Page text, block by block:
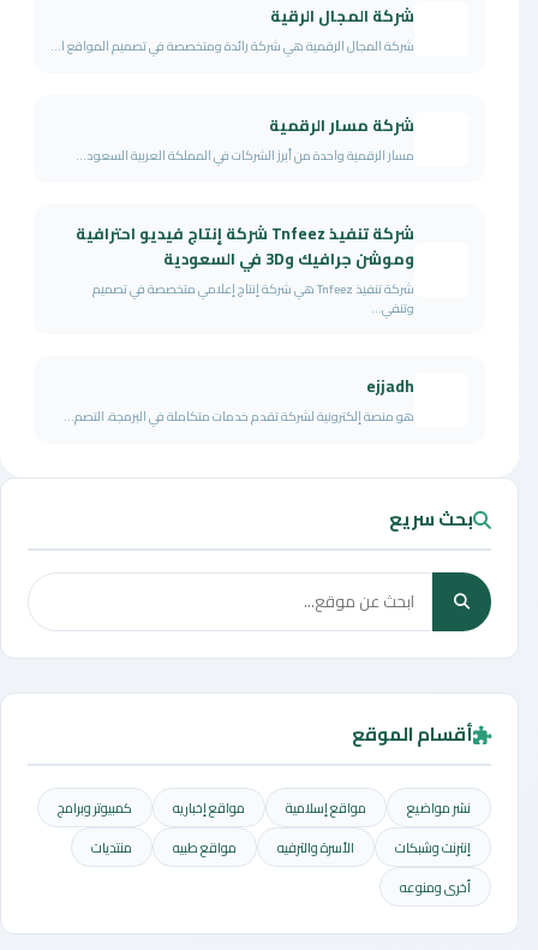
شركة المجال الرقية
شركة المجال الرقمية هي شركة رائدة ومتخصصة في تصميم المواقع ا...
شركة مسار الرقمية
مسار الرقمية واحدة من أبرز الشركات في المملكة العربية السعود...
شركة تنفيذ Tnfeez شركة إنتاج فيديو احترافية
وموشن جرافيك و3D في السعودية
شركة تنفيذ Tnfeez هي شركة إنتاج إعلامي متخصصة في تصميم
وتنفي...
ejjadh
هو منصة إلكترونية لشركة تقدم خدمات متكاملة في البرمجة، التصم...
بحث سريع
أقسام الموقع
نشر مواضيع مواقع إسلامية مواقع إخباريه
كمبيوتر وبرامج
إنترنت وشبكات
الأسرة والترفيه مواقع طبيه
منتديات
أخرى ومنوعه